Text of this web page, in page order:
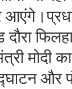
दौरा
मोदी
और